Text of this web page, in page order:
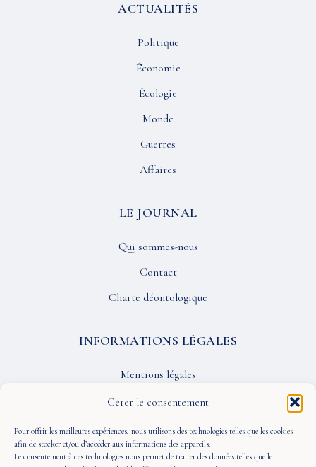
Gérer le consentement
Pour offrir les meilleures expériences, nous utilisons des technologies telles que les cookies
afin de stocker et/ou d’accéder aux informations des appareils.
Le consentement à ces technologies nous permet de traiter des données telles que le
ACTUALITÉS
Politique
Économie
Écologie
Monde
Guerres
Affaires
LE JOURNAL
Qui sommes-nous
Contact
Charte déontologique
INFORMATIONS LÉGALES
Mentions légales
Confidentialité
CGU